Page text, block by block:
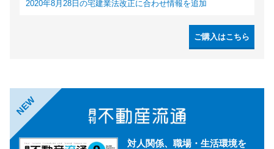
2020年8月28日の宅建業法改正に合わせ情報を追加
ご購入はこちら
NEW
対人関係、職場・生活環境を